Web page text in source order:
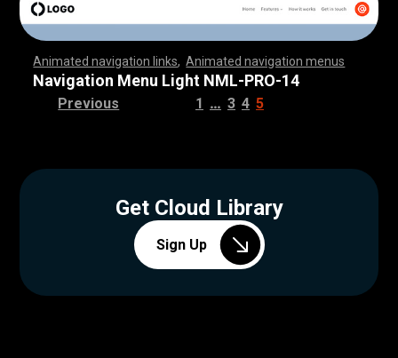
Animated navigation links ,Animated navigation menus
,,,,,,,,,,,,,,,,,,,,,,,,,,,, ,,,,,,,,,,,,,,,,,,,,,,,,,,,,,,,
,,,,,,,,,,,,,,,,,,,,,,,,,,,, ,,,,,,,,,,,,,,,,,,,,,,,,,,,,,,,
,,,,,,,,,,,,,,,,
Navigation Menu Light NML-PRO-14
Previous 1 … 3 4 5
Get Cloud Library
Sign Up